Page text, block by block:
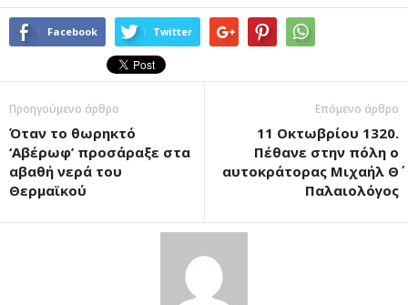
Facebook Twitter
Προηγούμενο άρθρο
Όταν το θωρηκτό
‘Αβέρωφ’ προσάραξε στα
αβαθή νερά του
Θερμαϊκού
Επόμενο άρθρο
11 Οκτωβρίου 1320.
Πέθανε στην πόλη ο
αυτοκράτορας Μιχαήλ Θ΄
Παλαιολόγος